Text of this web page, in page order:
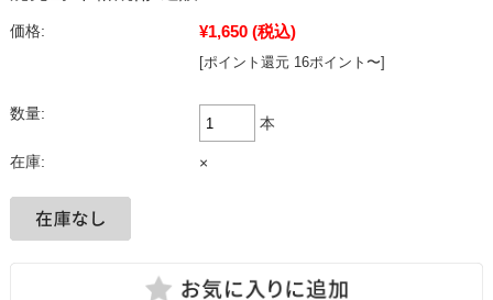
価格: ¥1,650 (税込)
[ポイント還元 16ポイント〜]
数量:
本
在庫: ×